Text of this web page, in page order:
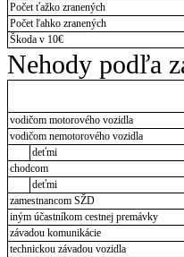
Počet ťažko zranených
Počet ľahko zranených
Škoda v 10€
Nehody podľa
vodičom motorového vozidla
vodičom nemotorového vozidla
deťmi
chodcom
deťmi
zamestnancom SŽD
iným účastníkom cestnej premávky
závadou komunikácie
technickou závadou vozidla